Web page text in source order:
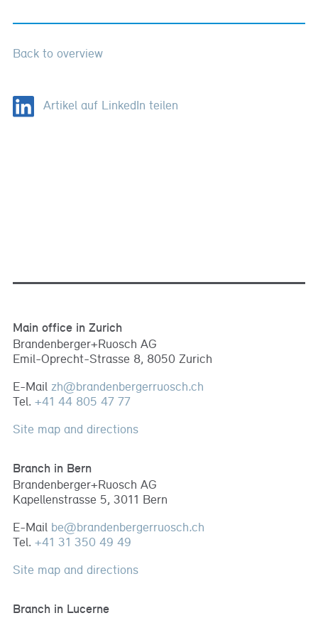
Back to overview
Artikel auf LinkedIn teilen
Main office in Zurich
Brandenberger+Ruosch AG
Emil-Oprecht-Strasse 8, 8050 Zurich
E-Mail zh@brandenbergerruosch.ch
Tel. +41 44 805 47 77
Site map and directions
Branch in Bern
Brandenberger+Ruosch AG
Kapellenstrasse 5, 3011 Bern
E-Mail be@brandenbergerruosch.ch
Tel. +41 31 350 49 49
Site map and directions
Branch in Lucerne